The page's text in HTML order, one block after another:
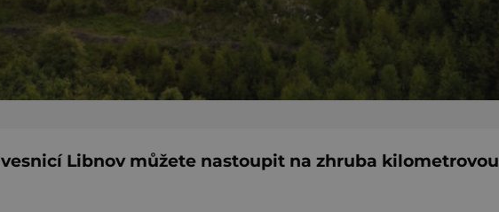
Libnov můžete nastoupit na zhruba kilometrovou